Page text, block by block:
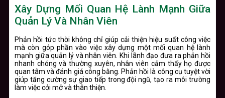
Xây Dựng Mối Quan Hệ Lành Mạnh Giữa
Quản Lý Và Nhân Viên
Phản hồi tức thời không chỉ giúp cải thiện hiệu suất công việc
mà còn góp phần vào việc xây dựng một mối quan hệ lành
mạnh giữa quản lý và nhân viên. Khi lãnh đạo đưa ra phản hồi
nhanh chóng và thường xuyên, nhân viên cảm thấy họ được
quan tâm và đánh giá công bằng. Phản hồi là công cụ tuyệt vời
giúp tăng cường sự giao tiếp trong đội ngũ, tạo ra môi trường
làm việc cởi mở và thân thiện.